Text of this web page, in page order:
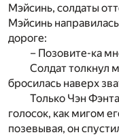
Мэйсинь, солдаты
Мэйсинь
дороге:
– Позовите-ка
Солдат толкнул
бросилась наверх
Только Чэн
голосок, как мигом
позевывая, он